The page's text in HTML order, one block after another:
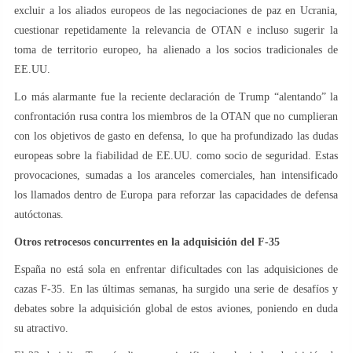
excluir a los aliados europeos de las negociaciones de paz en Ucrania,
cuestionar repetidamente la relevancia de OTAN e incluso sugerir la
toma de territorio europeo, ha alienado a los socios tradicionales de
EE.UU.
Lo más alarmante fue la reciente declaración de Trump “alentando” la
confrontación rusa contra los miembros de la OTAN que no cumplieran
con los objetivos de gasto en defensa, lo que ha profundizado las dudas
europeas sobre la fiabilidad de EE.UU. como socio de seguridad. Estas
provocaciones, sumadas a los aranceles comerciales, han intensificado
los llamados dentro de Europa para reforzar las capacidades de defensa
autóctonas.
Otros retrocesos concurrentes en la adquisición del F-35
España no está sola en enfrentar dificultades con las adquisiciones de
cazas F-35. En las últimas semanas, ha surgido una serie de desafíos y
debates sobre la adquisición global de estos aviones, poniendo en duda
su atractivo.